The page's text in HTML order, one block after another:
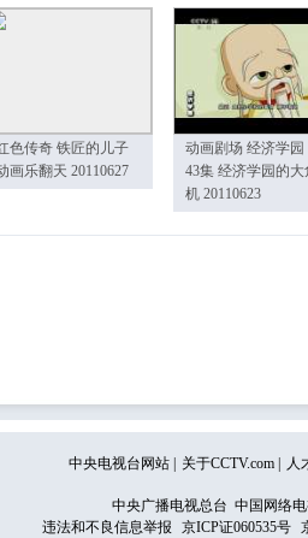
色传奇 铁匠的儿子
画乐翻天 20110627
动画剧场 经济学园
43集 经济学园的大
机 20110623
中央电视台网站 关于CCTV.com 人
中央广播电视总台 中国网络
违法和不良信息举报
京ICP证060535号